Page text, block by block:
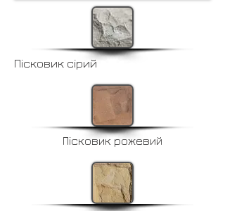
Пісковик сірий
Пісковик рожевий